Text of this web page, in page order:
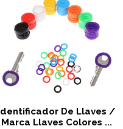
Identificador De Llaves /
Marca Llaves Colores ...